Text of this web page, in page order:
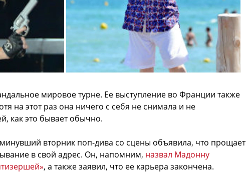
мировое турне. Ее выступление во Франции также
на этот раз она ничего с себя не снимала и не
как это бывает обычно.
вторник поп-дива со сцены объявила, что прощает
в свой адрес. Он, напомним, назвал Мадонну
, а также заявил, что ее карьера закончена.